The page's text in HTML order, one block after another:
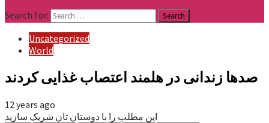
Search for:
Uncategorized
World
صدها زندانی در هلمند اعتصاب غذایی کردند
12 years ago
این مطلب را با دوستان تان شریک سازید